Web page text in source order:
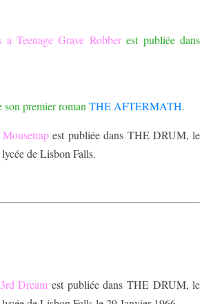
a Teenage Grave Robberest publiée dans
son premier roman THE AFTERMATH.
est publiée dans THE DRUM, le
de Lisbon Falls.
Dream est publiée dans THE DRUM, le